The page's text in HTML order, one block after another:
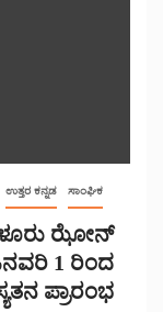
ಉತ್ತರ ಕನ್ನಡ ಸಾಂಘಿಕ
ಝೋನ್
1 ರಿಂದ
ಪ್ರಾರಂಭ